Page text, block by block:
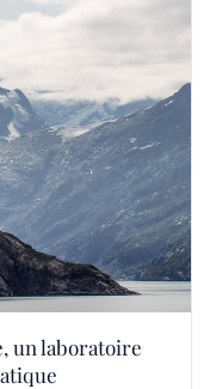
un laboratoire